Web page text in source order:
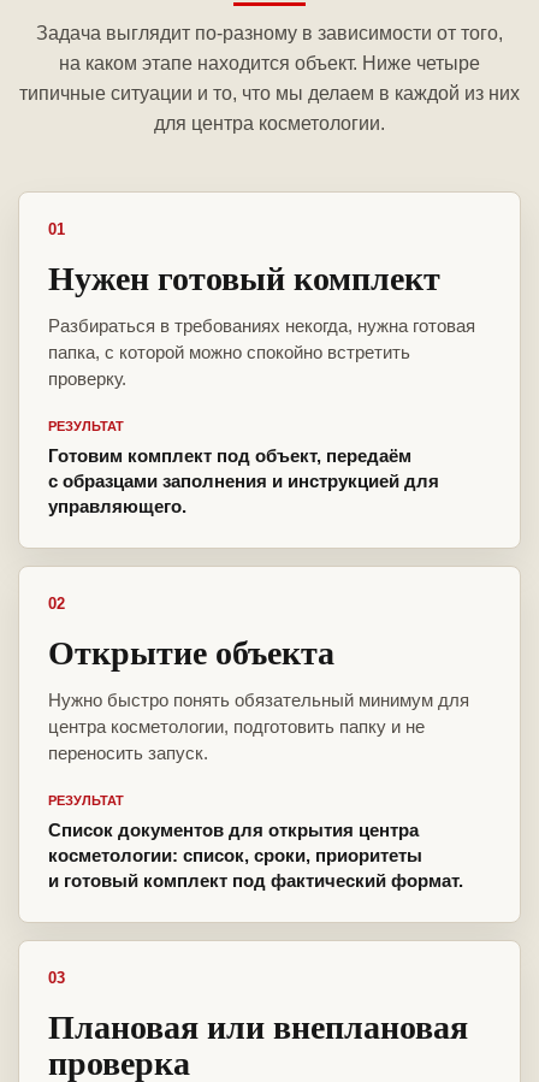
Задача выглядит по-разному в зависимости от того,
на каком этапе находится объект. Ниже четыре
типичные ситуации и то, что мы делаем в каждой из них
для центра косметологии.
01
Нужен готовый комплект
Разбираться в требованиях некогда, нужна готовая
папка, с которой можно спокойно встретить
проверку.
РЕЗУЛЬТАТ
Готовим комплект под объект, передаём
с образцами заполнения и инструкцией для
управляющего.
02
Открытие объекта
Нужно быстро понять обязательный минимум для
центра косметологии, подготовить папку и не
переносить запуск.
РЕЗУЛЬТАТ
Список документов для открытия центра
косметологии: список, сроки, приоритеты
и готовый комплект под фактический формат.
03
Плановая или внеплановая
проверка